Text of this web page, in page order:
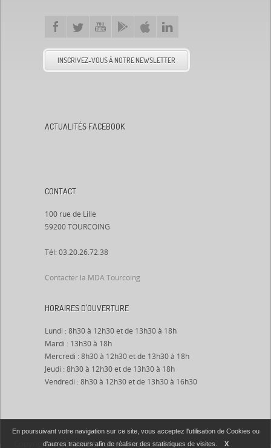
INSCRIVEZ-VOUS À NOTRE NEWSLETTER
ACTUALITÉS FACEBOOK
CONTACT
100 rue de Lille
59200 TOURCOING
Tél: 03.20.26.72.38
Contacter la MDA Tourcoing
HORAIRES D’OUVERTURE
Lundi : 8h30 à 12h30 et de 13h30 à 18h
Mardi : 13h30 à 18h
Mercredi : 8h30 à 12h30 et de 13h30 à 18h
Jeudi : 8h30 à 12h30 et de 13h30 à 18h
Vendredi : 8h30 à 12h30 et de 13h30 à 16h30
Copyright © 2012MDA. All right reserved.
En poursuivant votre navigation sur ce site, vous acceptez l'utilisation de Cookies ou
d'autres traceurs afin de réaliser des statistiques de visites. X